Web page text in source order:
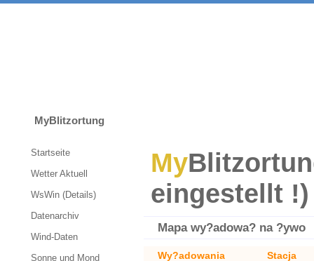
MyBlitzortung
My
eingestellt !)
Mapa wy?adowa? na ?ywo
Wy?adowania Stacja
Startseite
Wetter Aktuell
WsWin (Details)
Datenarchiv
Wind-Daten
Sonne und Mond